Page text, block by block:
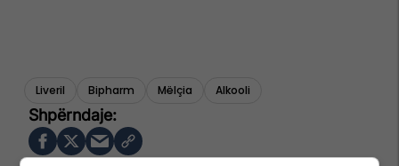
Liveril Bipharm Mëlçia Alkooli